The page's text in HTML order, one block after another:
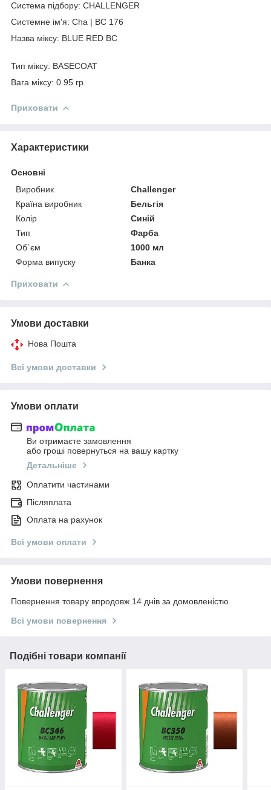
Система підбору: CHALLENGER
Системне ім'я: Cha | BC 176
Назва міксу: BLUE RED BC
Тип міксу: BASECOAT
Вага міксу: 0.95 гр.
Приховати
Характеристики
Основні
Виробник
Challenger
Країна виробник
Бельгія
Колір
Синій
Тип
Фарба
Об`єм
1000 мл
Форма випуску
Банка
Приховати
Умови доставки
Нова Пошта
Всі умови доставки
Умови оплати
Ви отримаєте замовлення
або гроші повернуться на вашу картку
Детальніше
Оплатити частинами
Післяплата
Оплата на рахунок
Всі умови оплати
Умови повернення
Повернення товару впродовж 14 днів за домовленістю
Всі умови повернення
Подібні товари компанії